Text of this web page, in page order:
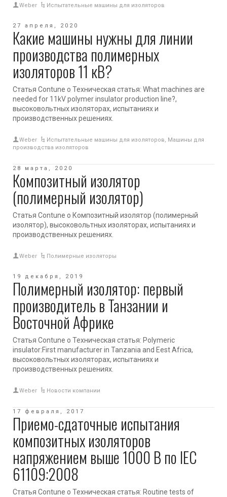
Weber Испытательные машины для изоляторов
27 апреля, 2020
Какие машины нужны для линии
производства полимерных
изоляторов 11 кВ?
Статья Contune о Техническая статья: What machines are
needed for 11kV polymer insulator production line?,
высоковольтных изоляторах, испытаниях и
производственных решениях.
Weber Испытательные машины для изоляторов, Машины для
производства изоляторов
28 марта, 2020
Композитный изолятор
(полимерный изолятор)
Статья Contune о Композитный изолятор (полимерный
изолятор), высоковольтных изоляторах, испытаниях и
производственных решениях.
Weber Полимерные изоляторы
19 декабря, 2019
Полимерный изолятор: первый
производитель в Танзании и
Восточной Африке
Статья Contune о Техническая статья: Polymeric
insulator:First manufacturer in Tanzania and Eest Africa,
высоковольтных изоляторах, испытаниях и
производственных решениях.
Weber Новости компании
17 февраля, 2017
Приемо-сдаточные испытания
композитных изоляторов
напряжением выше 1000 В по IEC
61109:2008
Статья Contune о Техническая статья: Routine tests of